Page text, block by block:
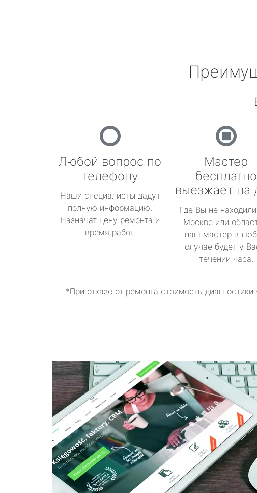
Любой вопрос по
телефону
Наши специалисты дадут
полную информацию.
Назначат цену ремонта и
время работ.
Мастер
бесплатно
выезжает на
Где Вы не
Москве или
наш мастер в
случае будет у
течении часа.
*При отказе от ремонта стоимость диагностики